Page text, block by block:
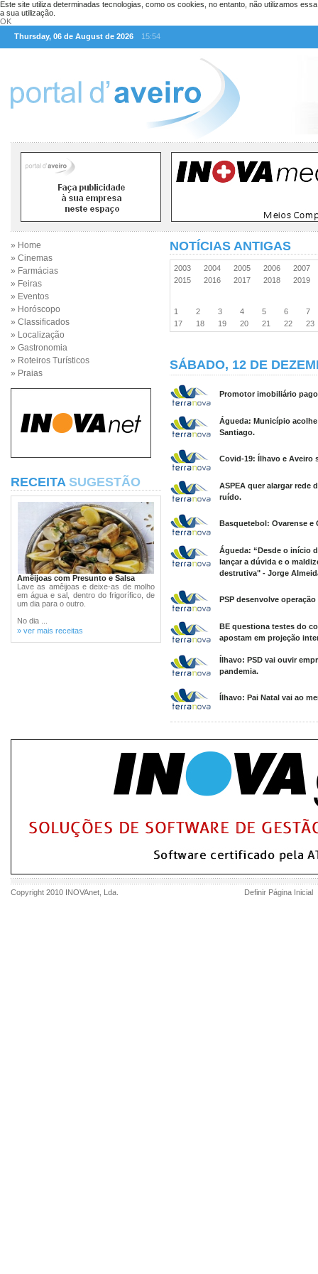
Este site utiliza determinadas tecnologias, como os cookies, no entanto, não utilizamos
a sua utilização.
OK
Thursday, 06 de August de 2026
15:54
» Home
» Cinemas
» Farmácias
» Feiras
» Eventos
» Horóscopo
» Classificados
» Localização
» Gastronomia
» Roteiros Turísticos
» Praias
RECEITA SUGESTÃO
Amêijoas com Presunto e Salsa
Lave as amêijoas e deixe-as de molho
em água e sal, dentro do frigorífico, de
um dia para o outro.
No dia ...
» ver mais receitas
NOTÍCIAS ANTIGAS
2003 2004 2005 2006
2007
2015
2016 2017 2018 2019
1 2 3 4 5 6
7
17
18 19 20 21 22 23
SÁBADO, 12 DE
Promotor imobiliário
Águeda: Município
Santiago.
Covid-19: Ílhavo e Aveiro
ASPEA quer alargar rede
ruído.
Basquetebol: Ovarense e
Águeda: “Desde o início
lançar a dúvida e o
destrutiva" - Jorge
PSP desenvolve
BE questiona testes do
apostam em projeção
Ílhavo: PSD vai ouvir
pandemia.
Ílhavo: Pai Natal vai ao
Copyright 2010 INOVAnet , Lda. Definir Página Inicial